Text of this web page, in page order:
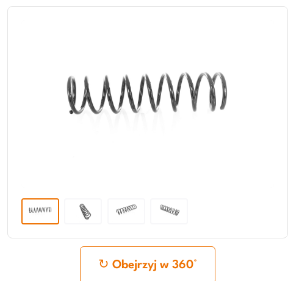
Obejrzyj w 360°